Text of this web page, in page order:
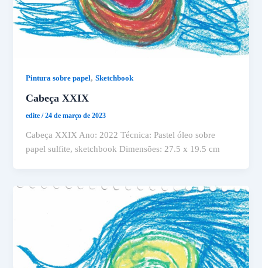
Pintura sobre papel,Sketchbook
Cabeça XXIX
edite/24 de março de 2023
Cabeça XXIX Ano: 2022 Técnica: Pastel óleo sobre
papel sulfite, sketchbook Dimensões: 27.5 x 19.5 cm